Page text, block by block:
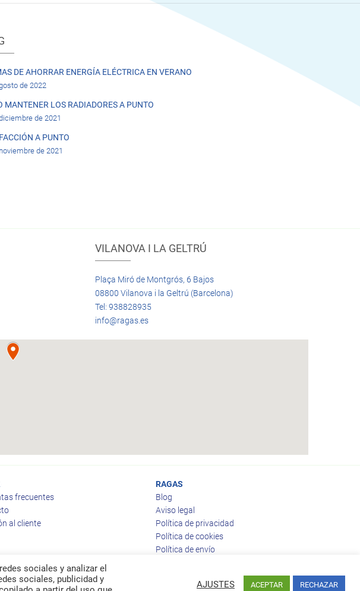
DE AHORRAR ENERGÍA ELÉCTRICA EN VERANO
de 2022
MANTENER LOS RADIADORES A PUNTO
de 2021
A PUNTO
de 2021
VILANOVA I LA GELTRÚ
Plaça Miró de Montgrós, 6 Bajos
08800 Vilanova i la Geltrú (Barcelona)
Tel: 938828935
info@ragas.es
frecuentes
al cliente
RAGAS
Blog
Aviso legal
Política de privacidad
Política de cookies
Política de envío
sociales y analizar el
sociales, publicidad y
AJUSTES ACEPTAR RECHAZAR